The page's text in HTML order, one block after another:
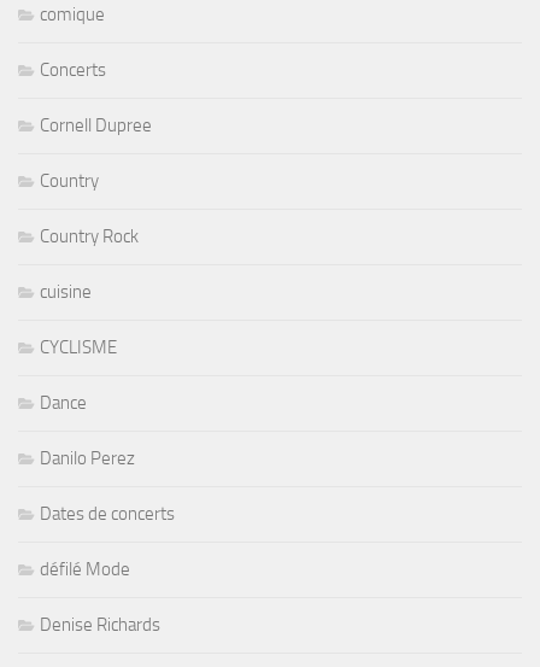
comique
Concerts
Cornell Dupree
Country
Country Rock
cuisine
CYCLISME
Dance
Danilo Perez
Dates de concerts
défilé Mode
Denise Richards